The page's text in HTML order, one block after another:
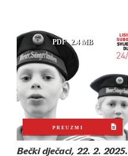
PDF 2.4 MB
PREUZMI
Bečki dječaci, 22. 2. 2025.